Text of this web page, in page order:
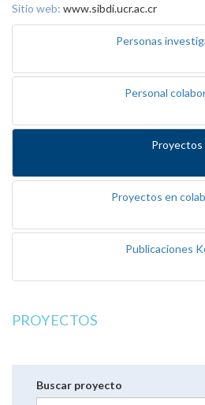
Sitio web: www.sibdi.ucr.ac.cr
Personas
Personal
Proyectos
Proyectos en
Publicaciones
PROYECTOS
Buscar proyecto